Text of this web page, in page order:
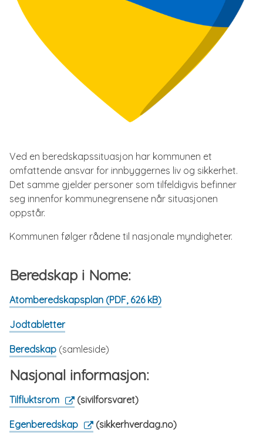
Ved en beredskapssituasjon har kommunen et
omfattende ansvar for innbyggernes liv og sikkerhet.
Det samme gjelder personer som tilfeldigvis befinner
seg innenfor kommunegrensene når situasjonen
oppstår.
Kommunen følger rådene til nasjonale myndigheter.
Beredskap i Nome:
Atomberedskapsplan (PDF, 626 kB)
Jodtabletter
Beredskap (samleside)
Nasjonal informasjon:
Tilfluktsrom (sivilforsvaret)
Egenberedskap (sikkerhverdag.no)